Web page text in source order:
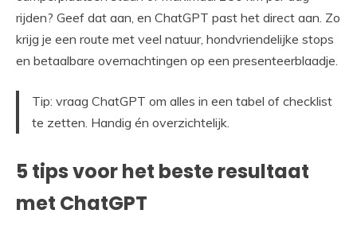
rijden? Geef dat aan, en ChatGPT past het direct aan. Zo
krijg je een route met veel natuur, hondvriendelijke stops
en betaalbare overnachtingen op een presenteerblaadje.
Tip: vraag ChatGPT om alles in een tabel of checklist
te zetten. Handig én overzichtelijk.
5 tips voor het beste resultaat
met ChatGPT